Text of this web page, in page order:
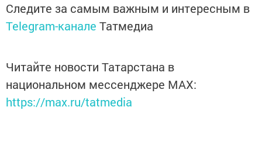
Следите за самым важным и интересным в
Telegram-канале Татмедиа
Читайте новости Татарстана в
национальном мессенджере MАХ:
https://max.ru/tatmedia